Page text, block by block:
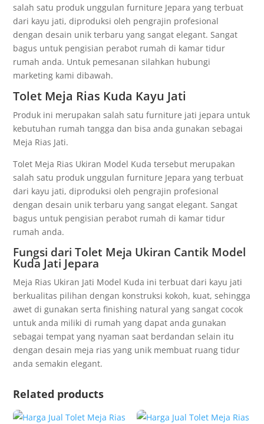
salah satu produk unggulan furniture Jepara yang terbuat
dari kayu jati, diproduksi oleh pengrajin profesional
dengan desain unik terbaru yang sangat elegant. Sangat
bagus untuk pengisian perabot rumah di kamar tidur
rumah anda. Untuk pemesanan silahkan hubungi
marketing kami dibawah.
Tolet Meja Rias Kuda Kayu Jati
Produk ini merupakan salah satu furniture jati jepara untuk
kebutuhan rumah tangga dan bisa anda gunakan sebagai
Meja Rias Jati.
Tolet Meja Rias Ukiran Model Kuda tersebut merupakan
salah satu produk unggulan furniture Jepara yang terbuat
dari kayu jati, diproduksi oleh pengrajin profesional
dengan desain unik terbaru yang sangat elegant. Sangat
bagus untuk pengisian perabot rumah di kamar tidur
rumah anda.
Fungsi dari Tolet Meja Ukiran Cantik Model
Kuda Jati Jepara
Meja Rias Ukiran Jati Model Kuda ini terbuat dari kayu jati
berkualitas pilihan dengan konstruksi kokoh, kuat, sehingga
awet di gunakan serta finishing natural yang sangat cocok
untuk anda miliki di rumah yang dapat anda gunakan
sebagai tempat yang nyaman saat berdandan selain itu
dengan desain meja rias yang unik membuat ruang tidur
anda semakin elegant.
Related products